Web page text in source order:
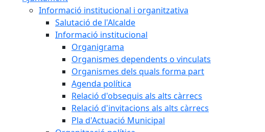
Informació institucional i organitzativa
Salutació de l'Alcalde
Informació institucional
Organigrama
Organismes dependents o vinculats
Organismes dels quals forma part
Agenda política
Relació d'obsequis als alts càrrecs
Relació d'invitacions als alts càrrecs
Pla d'Actuació Municipal